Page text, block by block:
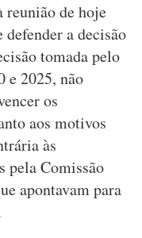
reunião de hoje
a decisão
tomada pelo
e 2025, não
os
aos motivos
às
pela Comissão
apontavam para